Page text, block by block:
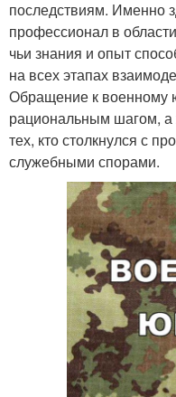
последствиям. Именно
профессионал в
чьи знания и опыт
на всех этапах
Обращение к военному
рациональным шагом, а
тех, кто столкнулся с
служебными спорами.